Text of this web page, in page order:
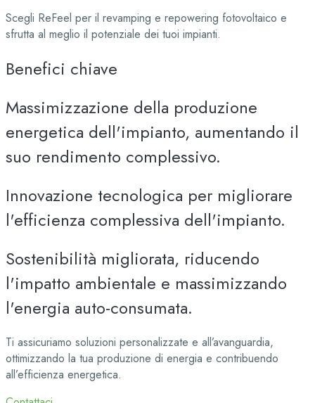
Scegli ReFeel per il revamping e repowering fotovoltaico e
sfrutta al meglio il potenziale dei tuoi impianti.
Benefici chiave
Massimizzazione della produzione
energetica dell'impianto, aumentando il
suo rendimento complessivo.
Innovazione tecnologica per migliorare
l'efficienza complessiva dell'impianto.
Sostenibilità migliorata, riducendo
l'impatto ambientale e massimizzando
l'energia auto-consumata.
Ti assicuriamo soluzioni personalizzate e all’avanguardia,
ottimizzando la tua produzione di energia e contribuendo
all’efficienza energetica.